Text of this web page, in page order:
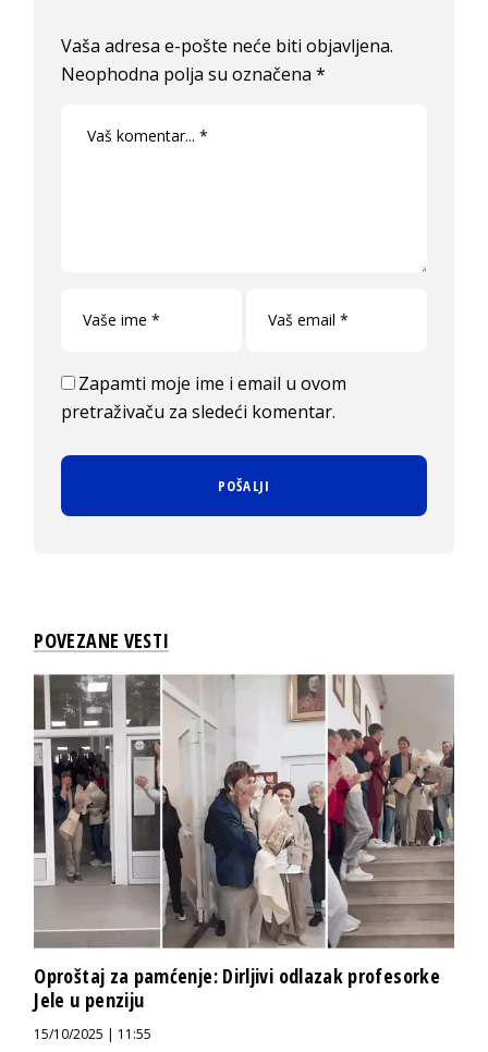
Vaša adresa e-pošte neće biti objavljena.
Neophodna polja su označena*
Zapamti moje ime i email u ovom
pretraživaču za sledeći komentar.
POVEZANE VESTI
Oproštaj za pamćenje: Dirljivi odlazak profesorke
Jele u penziju
15/10/2025 | 11:55